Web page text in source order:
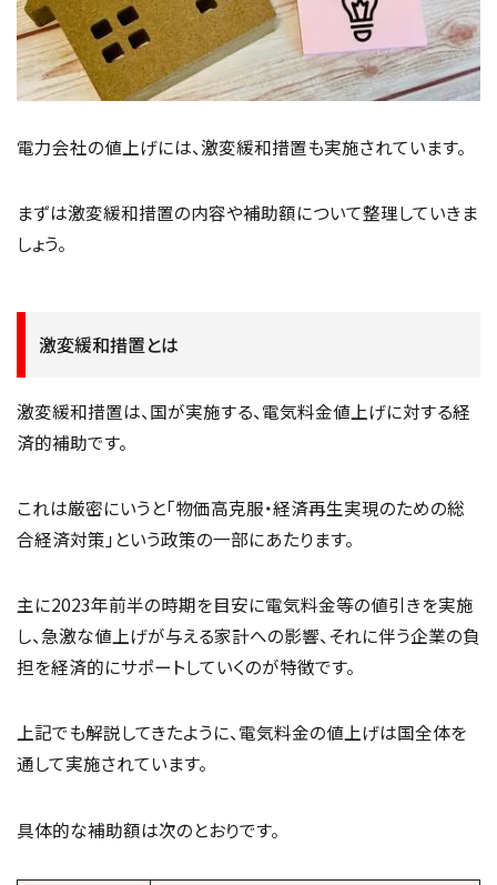
電力会社の値上げには、激変緩和措置も実施されています。
まずは激変緩和措置の内容や補助額について整理していきま
しょう。
激変緩和措置とは
激変緩和措置は、国が実施する、電気料金値上げに対する経
済的補助です。
これは厳密にいうと「物価高克服・経済再生実現のための総
合経済対策」という政策の一部にあたります。
主に2023年前半の時期を目安に電気料金等の値引きを実施
し、急激な値上げが与える家計への影響、それに伴う企業の負
担を経済的にサポートしていくのが特徴です。
上記でも解説してきたように、電気料金の値上げは国全体を
通して実施されています。
具体的な補助額は次のとおりです。